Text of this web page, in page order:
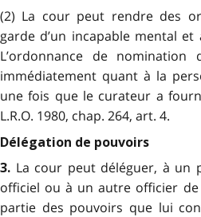
(2) La cour peut rendre des
garde d’un incapable mental
L’ordonnance de
immédiatement quant à la
une fois que le curateur a
L.R.O. 1980, chap. 264, art. 4.
Délégation de pouvoirs
3. La cour peut déléguer, à
officiel ou à un autre officier
partie des pouvoirs que lui